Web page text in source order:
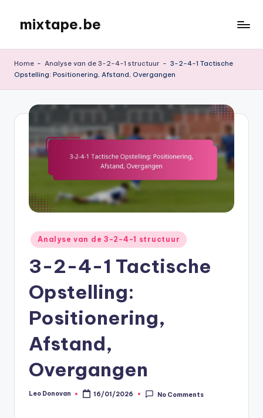
content
mixtape.be
Home - Analyse van de 3-2-4-1 structuur - 3-2-4-1 Tactische
Opstelling: Positionering, Afstand, Overgangen
Posted
in
Analyse van de 3-2-4-1 structuur
3-2-4-1 Tactische
Opstelling:
Positionering,
Afstand,
Overgangen
Posted
Leo Donovan 16/01/2026 No Comments